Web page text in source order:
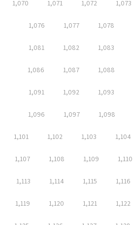
1,070 1,071 1,072 1,073
1,076 1,077 1,078
1,081 1,082 1,083
1,086 1,087 1,088
1,091 1,092 1,093
1,096 1,097 1,098
1,101 1,102 1,103 1,104
1,107 1,108 1,109 1,110
1,113 1,114 1,115 1,116
1,119 1,120 1,121 1,122